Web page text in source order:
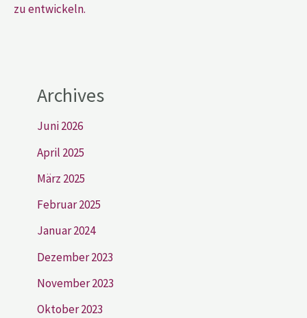
zu entwickeln.
Archives
Juni 2026
April 2025
März 2025
Februar 2025
Januar 2024
Dezember 2023
November 2023
Oktober 2023